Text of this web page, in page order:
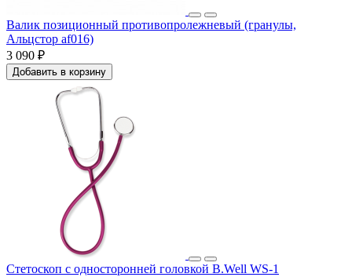
Валик позиционный противопролежневый (гранулы,
Альцстор af016)
3 090 ₽
Добавить в корзину
Стетоскоп с односторонней головкой B.Well WS-1